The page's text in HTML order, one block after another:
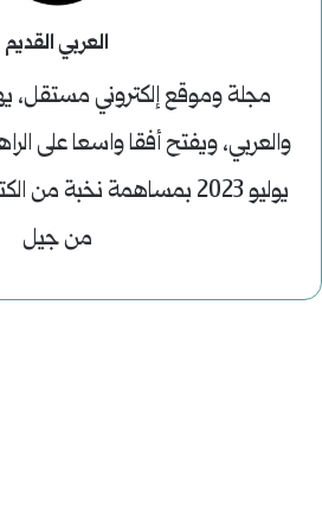
العربي القديم
مجلة وموقع إلكتروني مستقل،
والعربي، ويفتح أفقا واسعا على
يوليو 2023 بمساهمة نخبة
من جيل